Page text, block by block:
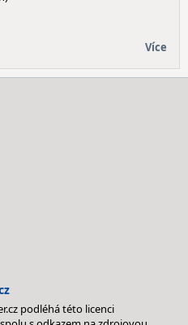
Více
podléhá této licenci